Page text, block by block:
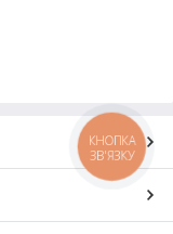
КНОПКА
ЗВ'ЯЗКУ